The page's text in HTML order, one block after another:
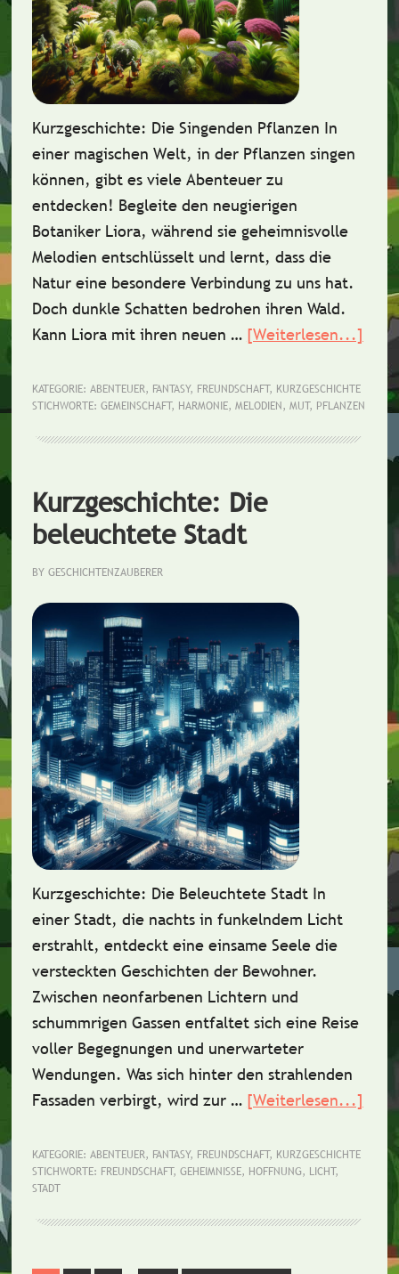
Kurzgeschichte: Die Singenden Pflanzen In
einer magischen Welt, in der Pflanzen singen
können, gibt es viele Abenteuer zu
entdecken! Begleite den neugierigen
Botaniker Liora, während sie geheimnisvolle
Melodien entschlüsselt und lernt, dass die
Natur eine besondere Verbindung zu uns hat.
Doch dunkle Schatten bedrohen ihren Wald.
Kann Liora mit ihren neuen … [Weiterlesen...]
KATEGORIE: ABENTEUER, FANTASY, FREUNDSCHAFT, KURZGESCHICHTE
STICHWORTE: GEMEINSCHAFT, HARMONIE, MELODIEN, MUT, PFLANZEN
Kurzgeschichte: Die
beleuchtete Stadt
BY GESCHICHTENZAUBERER
Kurzgeschichte: Die Beleuchtete Stadt In
einer Stadt, die nachts in funkelndem Licht
erstrahlt, entdeckt eine einsame Seele die
versteckten Geschichten der Bewohner.
Zwischen neonfarbenen Lichtern und
schummrigen Gassen entfaltet sich eine Reise
voller Begegnungen und unerwarteter
Wendungen. Was sich hinter den strahlenden
Fassaden verbirgt, wird zur … [Weiterlesen...]
KATEGORIE: ABENTEUER, FANTASY, FREUNDSCHAFT, KURZGESCHICHTE
STICHWORTE: FREUNDSCHAFT, GEHEIMNISSE, HOFFNUNG, LICHT,
STADT